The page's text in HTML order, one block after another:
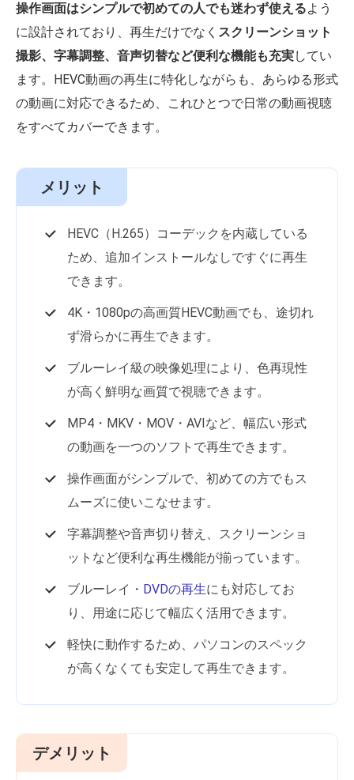
操作画面はシンプルで初めての人でも迷わず使えるよう
に設計されており、再生だけでなく スクリーンショット
撮影、字幕調整、音声切替など便利な機能も充実してい
ます。HEVC動画の再生に特化しながらも、あらゆる形式
の動画に対応できるため、これひとつで日常の動画視聴
をすべてカバーできます。
メリット
HEVC（H.265）コーデックを内蔵している
ため、追加インストールなしですぐに再生
できます。
4K・1080pの高画質HEVC動画でも、途切れ
ず滑らかに再生できます。
ブルーレイ級の映像処理により、色再現性
が高く鮮明な画質で視聴できます。
MP4・MKV・MOV・AVIなど、幅広い形式
の動画を一つのソフトで再生できます。
操作画面がシンプルで、初めての方でもス
ムーズに使いこなせます。
字幕調整や音声切り替え、スクリーンショ
ットなど便利な再生機能が揃っています。
ブルーレイ・ DVDの再生にも対応してお
り、用途に応じて幅広く活用できます。
軽快に動作するため、パソコンのスペック
が高くなくても安定して再生できます。
デメリット